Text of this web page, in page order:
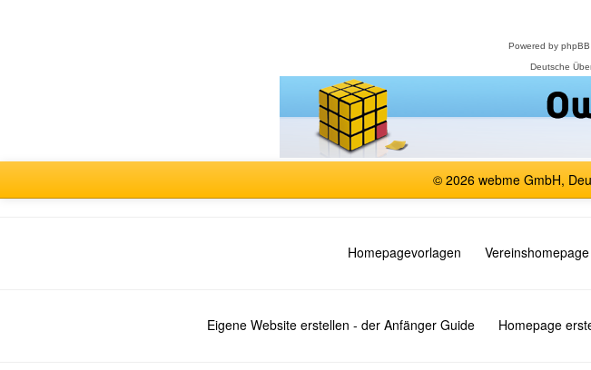
Powered by phpBB
Deutsche
© 2026 webme GmbH,
Homepagevorlagen Vereinshomepage
Eigene Website erstellen - der Anfänger Guide Homepage